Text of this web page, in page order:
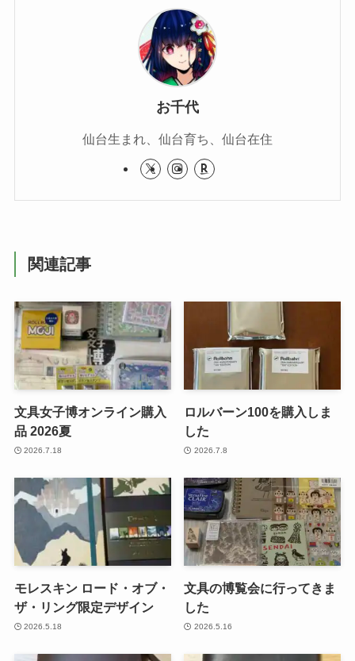
お千代
仙台生まれ、仙台育ち、仙台在住
関連記事
文具女子博オンライン購入
品 2026夏
2026.7.18
ロルバーン100を購入しま
した
2026.7.8
モレスキン ロード・オブ・
ザ・リング限定デザイン
2026.5.18
文具の博覧会に行ってきま
した
2026.5.16